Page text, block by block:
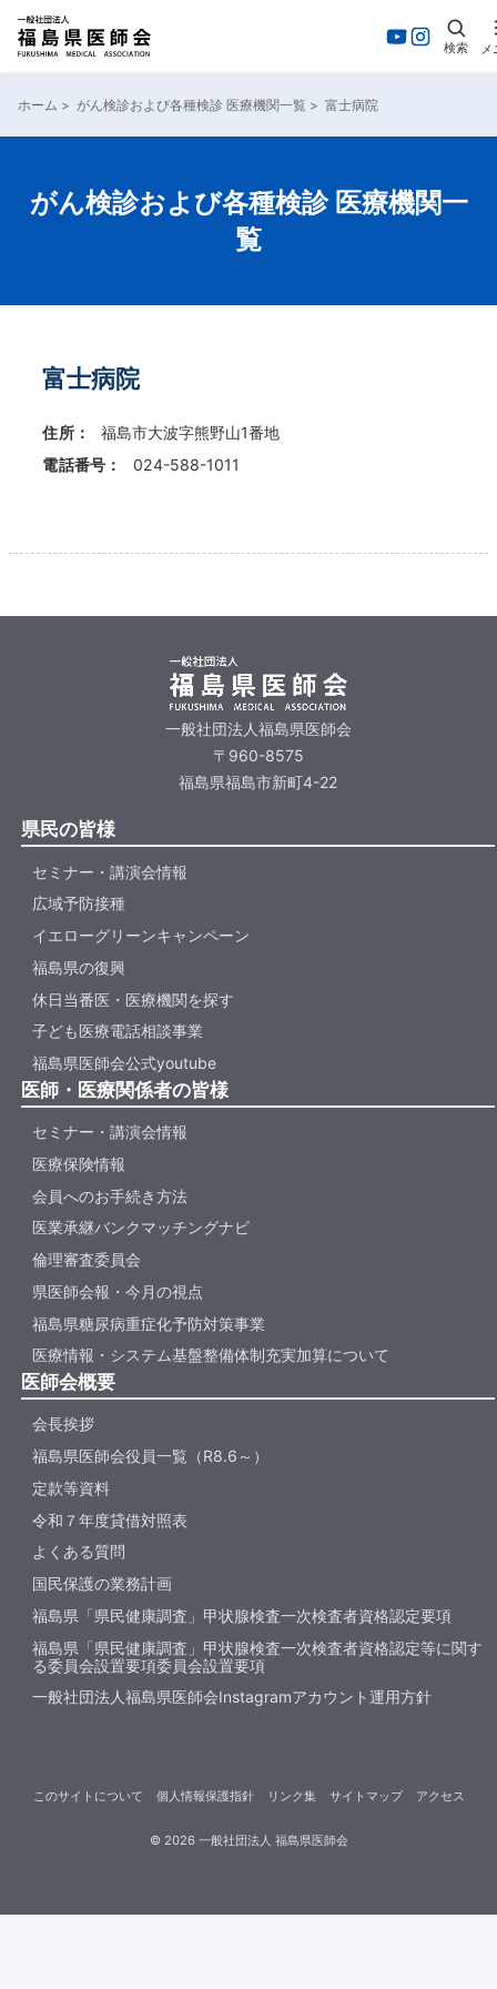
検索 メ
ホーム > がん検診および各種検診 医療機関一覧 > 富士病院
がん検診および各種検診 医療機関一
覧
富士病院
住所：
福島市大波字熊野山1番地
電話番号：
024-588-1011
一般社団法人福島県医師会
〒960-8575
福島県福島市新町4-22
県民の皆様
セミナー・講演会情報
広域予防接種
イエローグリーンキャンペーン
福島県の復興
休日当番医・医療機関を探す
子ども医療電話相談事業
福島県医師会公式youtube
医師・医療関係者の皆様
セミナー・講演会情報
医療保険情報
会員へのお手続き方法
医業承継バンクマッチングナビ
倫理審査委員会
県医師会報・今月の視点
福島県糖尿病重症化予防対策事業
医療情報・システム基盤整備体制充実加算について
医師会概要
会長挨拶
福島県医師会役員一覧（R8.6～）
定款等資料
令和７年度貸借対照表
よくある質問
国民保護の業務計画
福島県「県民健康調査」甲状腺検査一次検査者資格認定要項
福島県「県民健康調査」甲状腺検査一次検査者資格認定等に関す
る委員会設置要項委員会設置要項
一般社団法人福島県医師会Instagramアカウント運用方針
© 2026一般社団法人 福島県医師会
このサイトについて 個人情報保護指針 リンク集 サイトマップ アクセス